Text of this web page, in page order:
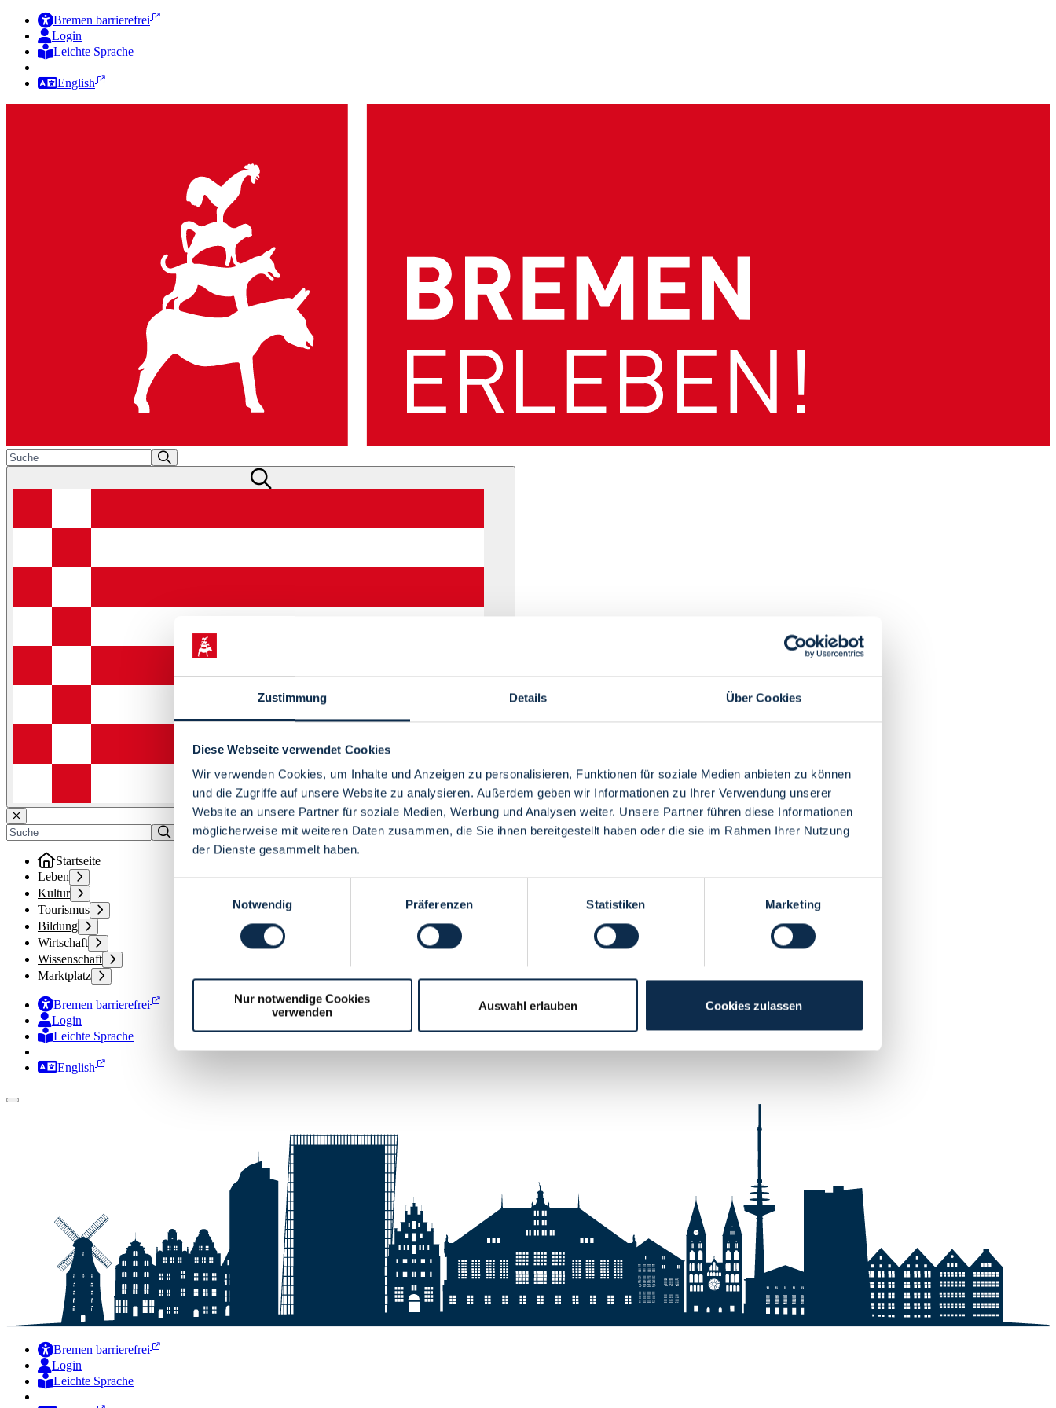
Zustimmung Details Über Cookies
Diese Webseite verwendet Cookies
Wir verwenden Cookies, um Inhalte und Anzeigen zu personalisieren, Funktionen für soziale Medien anbieten zu können
und die Zugriffe auf unsere Website zu analysieren. Außerdem geben wir Informationen zu Ihrer Verwendung unserer
Website an unsere Partner für soziale Medien, Werbung und Analysen weiter. Unsere Partner führen diese Informationen
möglicherweise mit weiteren Daten zusammen, die Sie ihnen bereitgestellt haben oder die sie im Rahmen Ihrer Nutzung
der Dienste gesammelt haben.
Notwendig
Präferenzen Statistiken Marketing
Nur notwendige Cookies
verwenden
Auswahl erlauben Cookies zulassen
Bremen barrierefrei
Login
Leichte Sprache
English
Menü
Startseite
Leben
Kultur
Tourismus
Bildung
Wirtschaft
Wissenschaft
Marktplatz
Bremen barrierefrei
Login
Leichte Sprache
Zur Deutschen Gebärdensprache
English
Bremen barrierefrei
Login
Leichte Sprache